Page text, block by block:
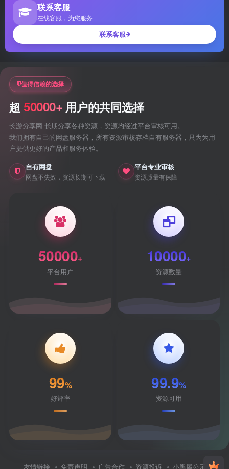
联系客服
在线客服，为您服务
联系客服
值得信赖的选择
超 50000+ 用户的共同选择
长游分享网 长期分享各种资源，资源均经过平台审核可用。
我们拥有自己的网盘服务器，所有资源审核存档自有服务器，只为为用
户提供更好的产品和服务体验。
自有网盘
网盘不失效，资源长期可下载
平台专业审核
资源质量有保障
50000+
平台用户
10000+
资源数量
99%
好评率
99.9%
资源可用
友情链接 免责声明 广告合作 资源投诉 小黑屋公示